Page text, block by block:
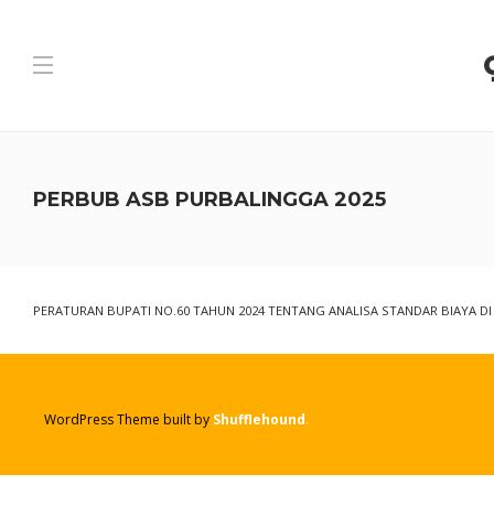
PERBUB ASB PURBALINGGA 2025
PERATURAN BUPATI NO.60 TAHUN 2024 TENTANG ANALISA STANDAR BIAYA
WordPress Theme built by Shufflehound.